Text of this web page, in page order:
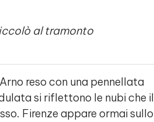
al tramonto
reso con una pennellata
si riflettono le nubi che il
Firenze appare ormai sullo